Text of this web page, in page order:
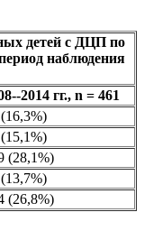
детей с ДЦП по
наблюдения
2014 гг., n = 461
(28,1%)
(26,8%)